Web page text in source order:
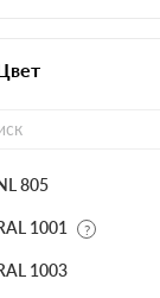
805
1001
1003